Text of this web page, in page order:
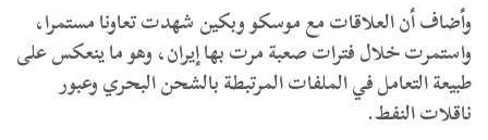
وأضاف أن العلاقات مع موسكو وبكين شهدت تعاونا مستمرا،
واستمرت خلال فترات صعبة مرت بها إيران، وهو ما ينعكس على
طبيعة التعامل في الملفات المرتبطة بالشحن البحري وعبور
ناقلات النفط.